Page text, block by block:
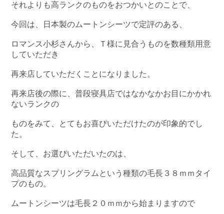
それよりも高ランクのものをおつかいとのことで、
今回は、日本製のムートンシーツで定評のある、
ロマンス小杉さんから、Ｔ様に見合うものを数種類用意
していただき
再来店していただくことになりました。
再来店後の際に、普段寝具店ではなかなかお目にかかれ
ないランクの
ものをみて、とてもお喜びいただけたのが印象的でし
た。
そして、お選びいただいたのは、
高品質なスプリングラムという種類の毛長３８ｍｍタイ
プのもの。
ムートンシーツは毛長２０ｍｍから始まりますので